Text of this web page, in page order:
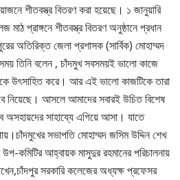
শীতবস্ত্র বিতরণ করা হয়েছে। ১ জানুয়ারি
মাঠ প্রাঙ্গনে শীতবস্ত্র বিতরণ অনুষ্ঠানে প্রধান
অতিরিক্ত জেলা প্রশাসক (সার্বিক) মোহাম্মদ
তিনি বলেন , চাঁদমুখ সবসময়ই ভালো কাজে
উৎসাহিত করে। আর এই ভালো কাজটিকে তারা
নিয়েছে। আসলে আমাদের সবারই উচিত বিশেষ
অসহায়দের সাহায্যে এগিয়ে আসা। যাতে
সভাপতি মোহাম্মদ জসিম উদ্দিন শেখ
কমিটির আহ্বায়ক মাসুদুর রহমানের পরিচালনায়
সরকারি কলেজের অধ্যক্ষ প্রফেসর